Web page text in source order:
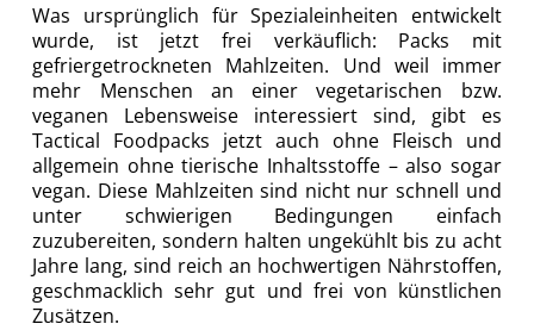
Was ursprünglich für Spezialeinheiten entwickelt
wurde, ist jetzt frei verkäuflich: Packs mit
gefriergetrockneten Mahlzeiten. Und weil immer
mehr Menschen an einer vegetarischen bzw.
veganen Lebensweise interessiert sind, gibt es
Tactical Foodpacks jetzt auch ohne Fleisch und
allgemein ohne tierische Inhaltsstoffe – also sogar
vegan. Diese Mahlzeiten sind nicht nur schnell und
unter schwierigen Bedingungen einfach
zuzubereiten, sondern halten ungekühlt bis zu acht
Jahre lang, sind reich an hochwertigen Nährstoffen,
geschmacklich sehr gut und frei von künstlichen
Zusätzen.